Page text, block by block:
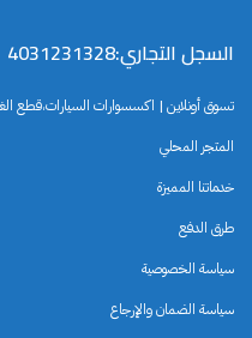
السجل التجاري:4031231328
تسوق أونلاين | اكسسوارات السيارات،قطع
المتجر المحلي
خدماتنا المميزة
طرق الدفع
سياسة الخصوصية
سياسة الضمان والإرجاع